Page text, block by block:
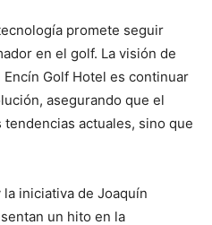
promete seguir
en el golf. La visión de
Golf Hotel es continuar
asegurando que el
actuales, sino que
iniciativa de Joaquín
un hito en la